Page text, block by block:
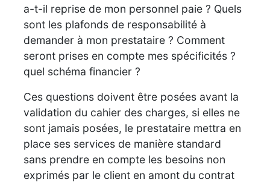
a-t-il reprise de mon personnel paie ? Quels
sont les plafonds de responsabilité à
demander à mon prestataire ? Comment
seront prises en compte mes spécificités ?
quel schéma financier ?
Ces questions doivent être posées avant la
validation du cahier des charges, si elles ne
sont jamais posées, le prestataire mettra en
place ses services de manière standard
sans prendre en compte les besoins non
exprimés par le client en amont du contrat